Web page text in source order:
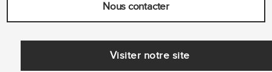
Nous contacter
Visiter notre site